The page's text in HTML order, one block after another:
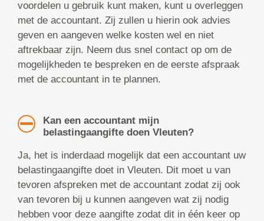
voordelen u gebruik kunt maken, kunt u overleggen
met de accountant. Zij zullen u hierin ook advies
geven en aangeven welke kosten wel en niet
aftrekbaar zijn. Neem dus snel contact op om de
mogelijkheden te bespreken en de eerste afspraak
met de accountant in te plannen.
Kan een accountant mijn
belastingaangifte doen Vleuten?
Ja, het is inderdaad mogelijk dat een accountant uw
belastingaangifte doet in Vleuten. Dit moet u van
tevoren afspreken met de accountant zodat zij ook
van tevoren bij u kunnen aangeven wat zij nodig
hebben voor deze aangifte zodat dit in één keer op